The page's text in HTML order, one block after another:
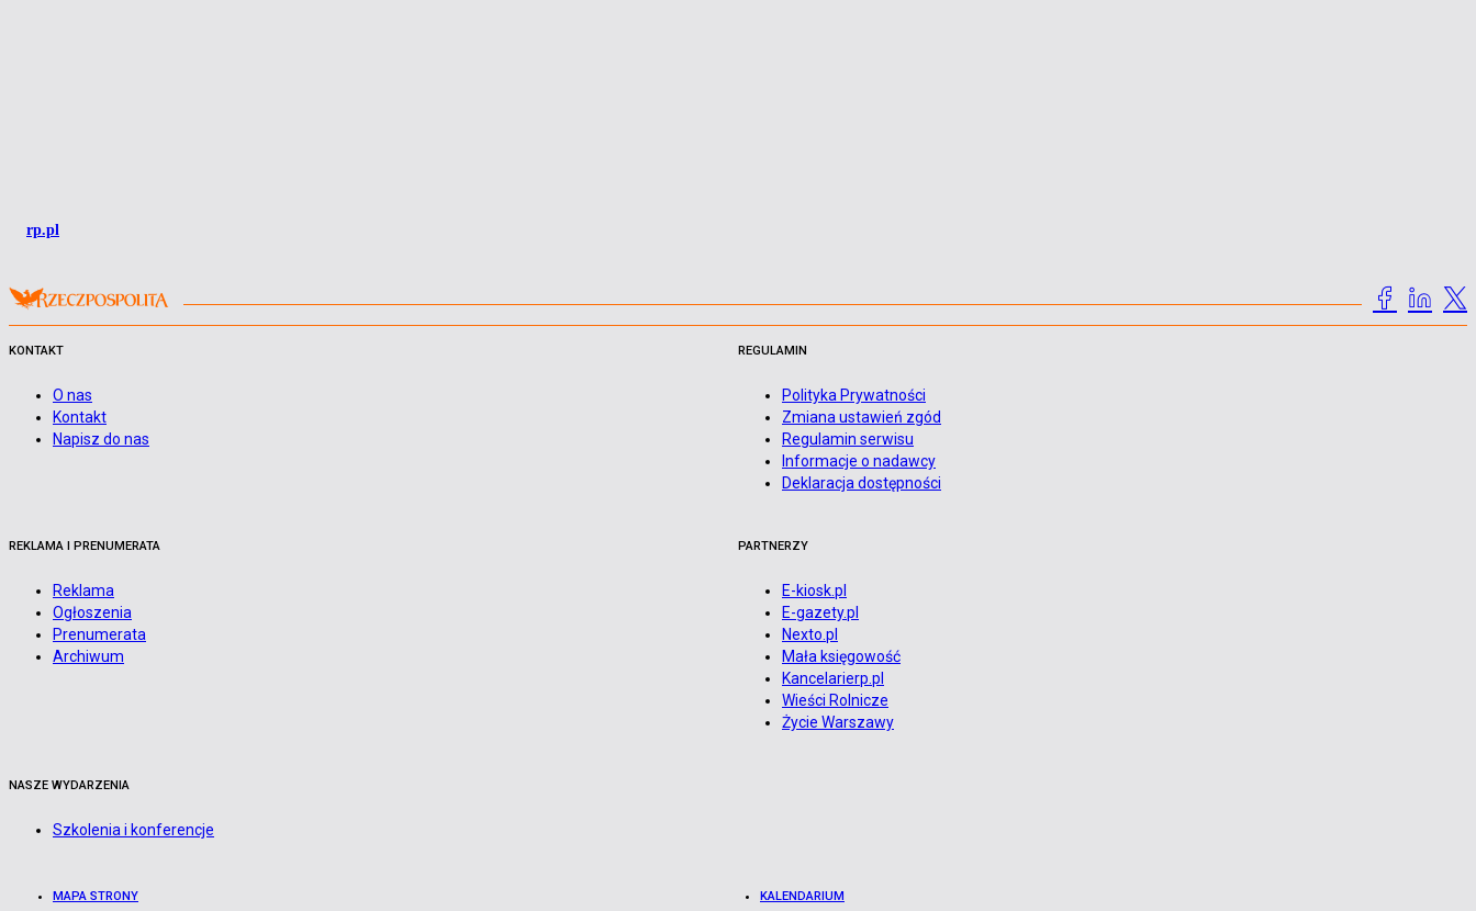
rp.pl
KONTAKT
O nas
Kontakt
Napisz do nas
REGULAMIN
Polityka Prywatności
Zmiana ustawień zgód
Regulamin serwisu
Informacje o nadawcy
Deklaracja dostępności
REKLAMA I PRENUMERATA
Reklama
Ogłoszenia
Prenumerata
Archiwum
PARTNERZY
E-kiosk.pl
E-gazety.pl
Nexto.pl
Mała księgowość
Kancelarierp.pl
Wieści Rolnicze
Życie Warszawy
NASZE WYDARZENIA
Szkolenia i konferencje
MAPA STRONY KALENDARIUM